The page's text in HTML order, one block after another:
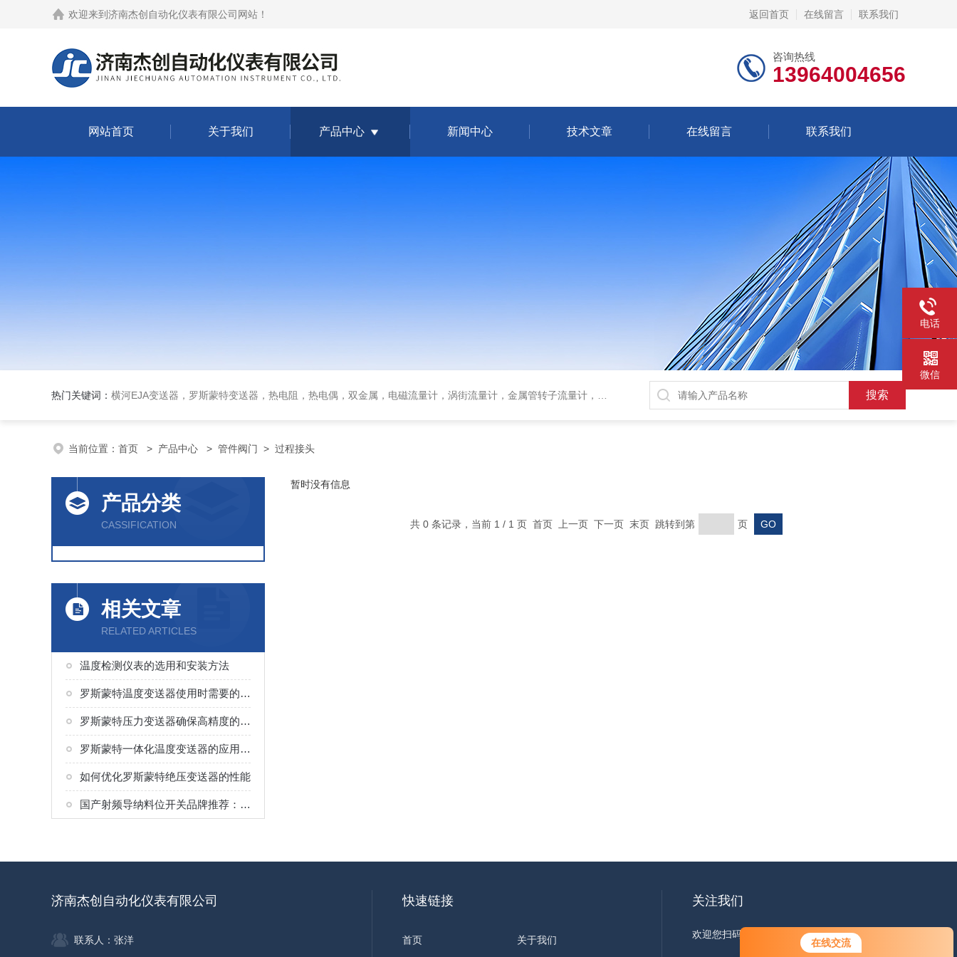
在线交流
欢迎来到 济南杰创自动化仪表有限公司网站 ！ 返回首页 在线留言 联系我们
咨询热线
13964004656
网站首页 关于我们 产品中心 新闻中心 技术文章 在线留言 联系我们
热门关键词： 横河EJA变送器，罗斯蒙特变送器，热电阻，热电偶，双金属，电磁流量计，涡街流量计，金属管转子流量计，磁翻板液位计，超声波液位计
当前位置： 首页 > 产品中心 > 管件阀门 > 过程接头
产品分类
CASSIFICATION
相关文章
RELATED ARTICLES
温度检测仪表的选用和安装方法
罗斯蒙特温度变送器使用时需要的注意的这12点可千万不能马虎
罗斯蒙特压力变送器确保高精度的策略
罗斯蒙特一体化温度变送器的应用领域是什么？
如何优化罗斯蒙特绝压变送器的性能
国产射频导纳料位开关品牌推荐：济南杰创自动化仪表应用场景说明
暂时没有信息
共 0 条记录，当前 1 / 1 页 首页 上一页 下一页 末页 跳转到第 页
济南杰创自动化仪表有限公司
联系人：张洋
快速链接
首页 关于我们
关注我们
欢迎您扫码加微信了解更多信息
电话
微信